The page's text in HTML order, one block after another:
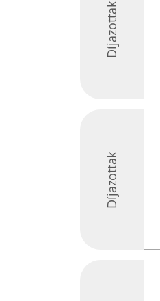
Díjazottak
Díjazottak